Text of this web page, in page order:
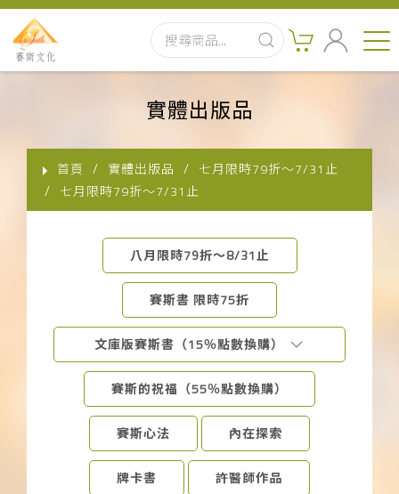
實體出版品
影音書
關於我們
聯絡客服
下載APP
常見問題
實體出版品
首頁 實體出版品
七月限時79折～7/31止
七月限時79折～7/31止
八月限時79折～8/31止
賽斯書 限時75折
文庫版賽斯書（15％點數換購）
賽斯的祝福（55％點數換購）
賽斯心法 內在探索
牌卡書 許醫師作品